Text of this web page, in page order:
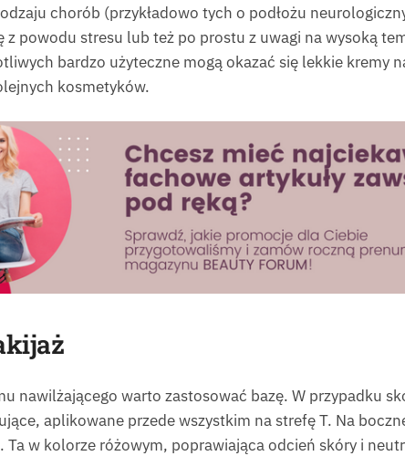
chorób (przykładowo tych o podłożu
z powodu stresu lub też po prostu z uwagi na wysoką
bardzo użyteczne mogą okazać się lekkie kremy
kosmetyków.
nawilżającego warto zastosować bazę. W przypadku
aplikowane przede wszystkim na strefę T. Na
Ta w kolorze różowym, poprawiająca odcień skóry i